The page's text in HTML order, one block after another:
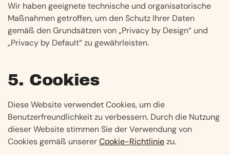
Wir haben geeignete technische und organisatorische
Maßnahmen getroffen, um den Schutz Ihrer Daten
gemäß den Grundsätzen von „Privacy by Design“ und
„Privacy by Default“ zu gewährleisten.
5. Cookies
Diese Website verwendet Cookies, um die
Benutzerfreundlichkeit zu verbessern. Durch die Nutzung
dieser Website stimmen Sie der Verwendung von
Cookies gemäß unsererCookie-Richtliniezu.